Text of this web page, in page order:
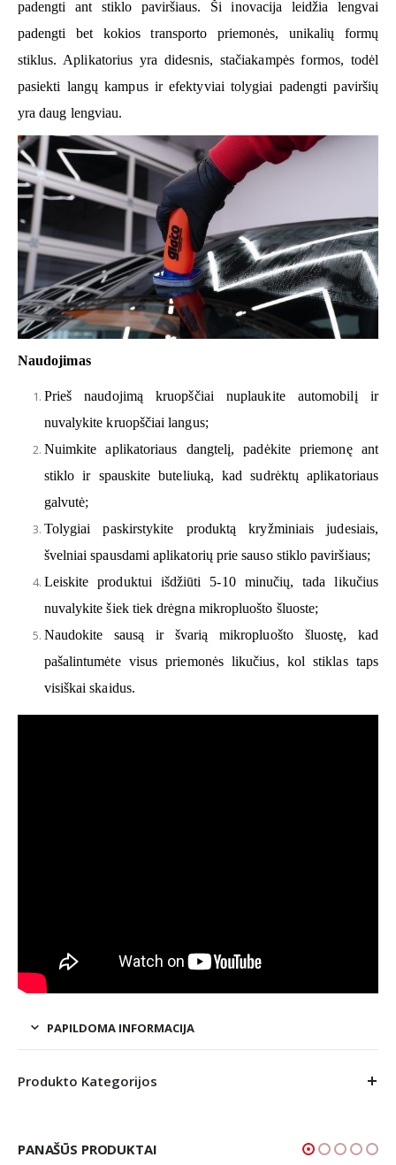
padengti ant stiklo paviršiaus. Ši inovacija leidžia lengvai
padengti bet kokios transporto priemonės, unikalių formų
stiklus. Aplikatorius yra didesnis, stačiakampės formos, todėl
pasiekti langų kampus ir efektyviai tolygiai padengti paviršių
yra daug lengviau.
Naudojimas
Prieš naudojimą kruopščiai nuplaukite automobilį ir
nuvalykite kruopščiai langus;
Nuimkite aplikatoriaus dangtelį, padėkite priemonę ant
stiklo ir spauskite buteliuką, kad sudrėktų aplikatoriaus
galvutė;
Tolygiai paskirstykite produktą kryžminiais judesiais,
švelniai spausdami aplikatorių prie sauso stiklo paviršiaus;
Leiskite produktui išdžiūti 5-10 minučių, tada likučius
nuvalykite šiek tiek drėgna mikropluošto šluoste;
Naudokite sausą ir švarią mikropluošto šluostę, kad
pašalintumėte visus priemonės likučius, kol stiklas taps
visiškai skaidus.
PAPILDOMA INFORMACIJA
Produkto Kategorijos
PANAŠŪS PRODUKTAI